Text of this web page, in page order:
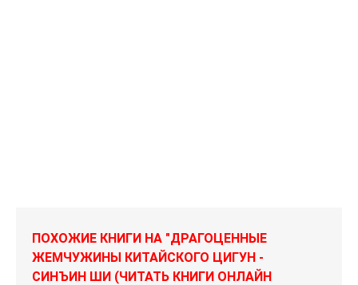
ПОХОЖИЕ КНИГИ НА "ДРАГОЦЕННЫЕ
ЖЕМЧУЖИНЫ КИТАЙСКОГО ЦИГУН -
СИНЪИН ШИ (ЧИТАТЬ КНИГИ ОНЛАЙН